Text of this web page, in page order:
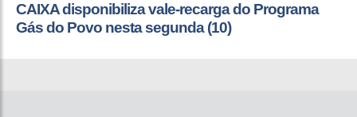
CAIXA disponibiliza vale-recarga do Programa
Gás do Povo nesta segunda (10)